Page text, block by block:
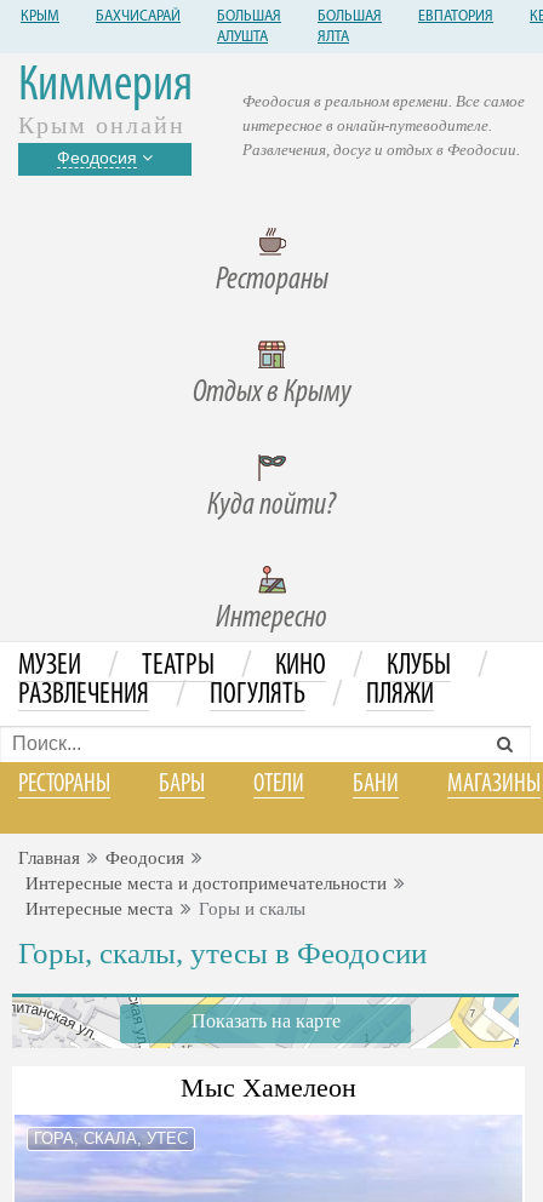
КРЫМ БАХЧИСАРАЙ
БОЛЬШАЯ
АЛУШТА
БОЛЬШАЯ
ЯЛТА
ЕВПАТОРИЯ
Киммерия
Крым онлайн
Феодосия
Рестораны
Отдых в Крыму
Куда пойти?
Интересно
Феодосия в реальном времени. Все самое
интересное в онлайн-путеводителе.
Развлечения, досуг и отдых в Феодосии.
МУЗЕИ / ТЕАТРЫ / КИНО / КЛУБЫ /
РАЗВЛЕЧЕНИЯ / ПОГУЛЯТЬ / ПЛЯЖИ
РЕСТОРАНЫ БАРЫ ОТЕЛИ БАНИ МАГАЗИНЫ
Главная
Феодосия
Интересные места и достопримечательности
Интересные места
Горы и скалы
Горы, скалы, утесы в Феодосии
Показать на карте
Мыс Хамелеон
ГОРА, СКАЛА, УТЕС